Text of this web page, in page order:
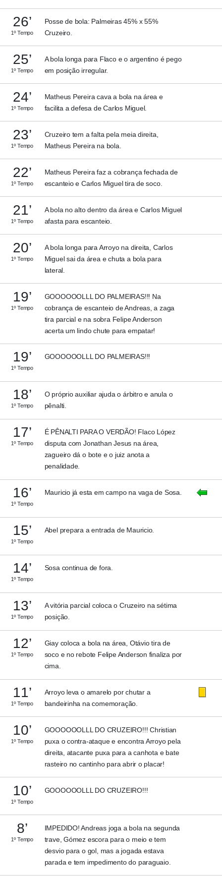
26’
1º Tempo
Posse de bola: Palmeiras 45% x 55%
Cruzeiro.
25’
1º Tempo
A bola longa para Flaco e o argentino é pego
em posição irregular.
24’
1º Tempo
Matheus Pereira cava a bola na área e
facilita a defesa de Carlos Miguel.
23’
1º Tempo
Cruzeiro tem a falta pela meia direita,
Matheus Pereira na bola.
22’
1º Tempo
Matheus Pereira faz a cobrança fechada de
escanteio e Carlos Miguel tira de soco.
21’
1º Tempo
A bola no alto dentro da área e Carlos Miguel
afasta para escanteio.
20’
1º Tempo
A bola longa para Arroyo na direita, Carlos
Miguel sai da área e chuta a bola para
lateral.
19’
1º Tempo
GOOOOOOLLL DO PALMEIRAS!!! Na
cobrança de escanteio de Andreas, a zaga
tira parcial e na sobra Felipe Anderson
acerta um lindo chute para empatar!
19’
1º Tempo
GOOOOOOLLL DO PALMEIRAS!!!
18’
1º Tempo
O próprio auxiliar ajuda o árbitro e anula o
pênalti.
17’
1º Tempo
É PÊNALTI PARA O VERDÃO! Flaco López
disputa com Jonathan Jesus na área,
zagueiro dá o bote e o juiz anota a
penalidade.
16’
1º Tempo
Mauricio já esta em campo na vaga de Sosa.
15’
1º Tempo
Abel prepara a entrada de Mauricio.
14’
1º Tempo
Sosa continua de fora.
13’
1º Tempo
A vitória parcial coloca o Cruzeiro na sétima
posição.
12’
1º Tempo
Giay coloca a bola na área, Otávio tira de
soco e no rebote Felipe Anderson finaliza por
cima.
11’
1º Tempo
Arroyo leva o amarelo por chutar a
bandeirinha na comemoração.
10’
1º Tempo
GOOOOOOLLL DO CRUZEIRO!!! Christian
puxa o contra-ataque e encontra Arroyo pela
direita, atacante puxa para a canhota e bate
rasteiro no cantinho para abrir o placar!
10’
1º Tempo
GOOOOOOLLL DO CRUZEIRO!!!
8’
1º Tempo
IMPEDIDO! Andreas joga a bola na segunda
trave, Gómez escora para o meio e tem
desvio para o gol, mas a jogada estava
parada e tem impedimento do paraguaio.